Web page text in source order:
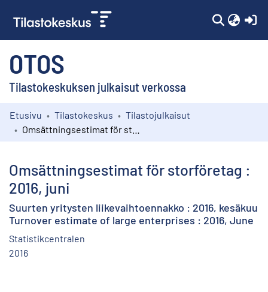
OTOS
Tilastokeskuksen julkaisut verkossa
Kokoelmat
Etusivu Tilastokeskus
Tilastojulkaisut
Omsättningsestimat för storföretag :
2016, juni
Suurten yritysten liikevaihtoennakko : 2016, kesäkuu
Turnover estimate of large enterprises : 2016, June
Statistikcentralen
2016